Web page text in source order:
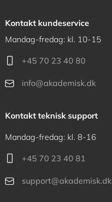
Kontakt kundeservice
Mandag-fredag: kl. 10-15
+45 70 23 40 80
info@akademisk.dk
Kontakt teknisk support
Mandag-fredag: kl. 8-16
+45 70 23 40 81
support@akademisk.dk